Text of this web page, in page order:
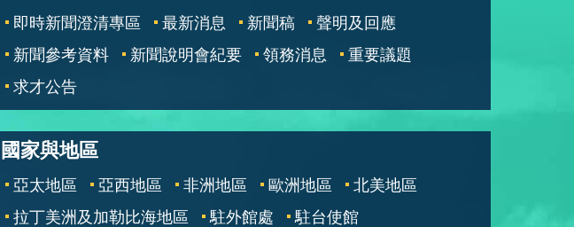
即時新聞澄清專區 最新消息 新聞稿
聲明及回應
新聞參考資料
新聞說明會紀要 領務消息
重要議題
求才公告
國家與地區
亞太地區 亞西地區 非洲地區 歐洲地區
北美地區
拉丁美洲及加勒比海地區
駐外館處
駐台使館